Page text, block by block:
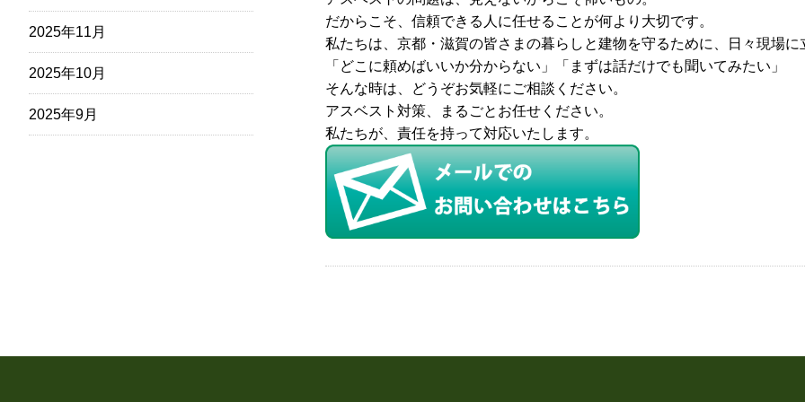
2025年11月
2025年10月
2025年9月
だからこそ、信頼できる人に任せることが何より大切です。
私たちは、京都・滋賀の皆さまの暮らしと建物を守るために、日々現場に
「どこに頼めばいいか分からない」「まずは話だけでも聞いてみたい」
そんな時は、どうぞお気軽にご相談ください。
アスベスト対策、まるごとお任せください。
私たちが、責任を持って対応いたします。